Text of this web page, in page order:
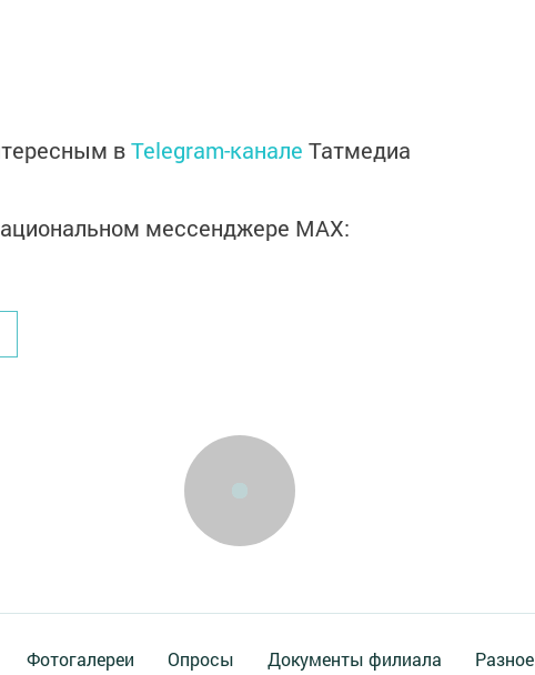
вTelegram-канале Татмедиа
мессенджере MАХ:
Фотогалереи Опросы Документы филиала Разное